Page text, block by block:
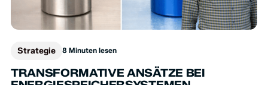
Strategie 8 Minuten lesen
TRANSFORMATIVE ANSÄTZE BEI